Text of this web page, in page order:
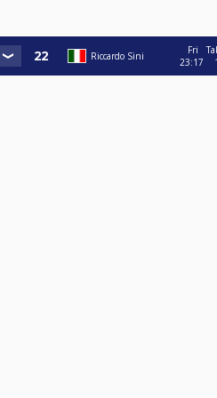
Riccardo Sini
Fri
23:17